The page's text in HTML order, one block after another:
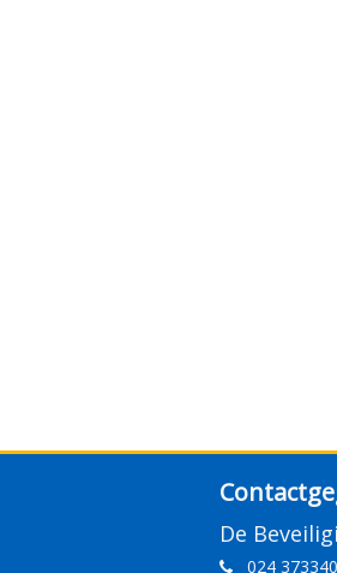
De
024